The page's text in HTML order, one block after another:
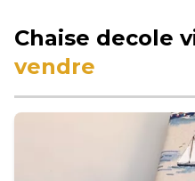
Chaise decole
vendre